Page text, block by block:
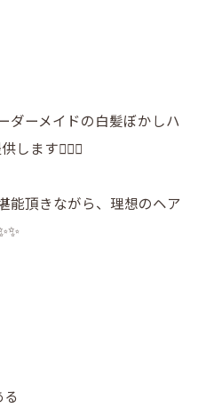
ダーメイドの白髪ぼかしハ
します💇‍♀️✨
能頂きながら、理想のヘア